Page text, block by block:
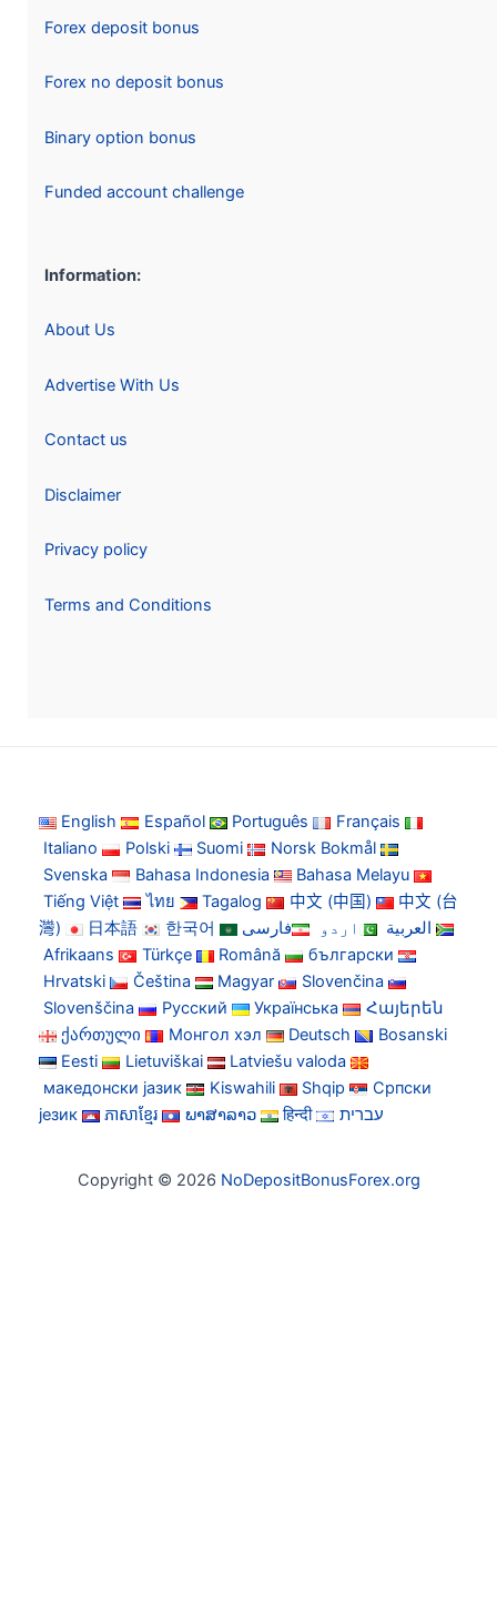
Forex deposit bonus
Forex no deposit bonus
Binary option bonus
Funded account challenge
Information:
About Us
Advertise With Us
Contact us
Disclaimer
Privacy policy
Terms and Conditions
English Español Português
Français
Italiano
Polski Suomi
Norsk Bokmål
Svenska
Bahasa Indonesia
Bahasa Melayu
Tiếng Việt
ไทย Tagalog 中文 (中国)
中文 (台
灣)
日本語 한국어 العربية اردو
فارسی
Afrikaans
Türkçe Română
български
Hrvatski
Čeština Magyar
Slovenčina
Slovenščina
Русский Українська
Հայերեն
ქართული
Монгол хэл Deutsch
Bosanski
Eesti
Lietuviškai
Latviešu valoda
македонски јазик
Kiswahili Shqip
Српски
језик
ភាសាខ្មែរ ພາສາລາວ हिन्दी עברית
Copyright © 2026 NoDepositBonusForex.org